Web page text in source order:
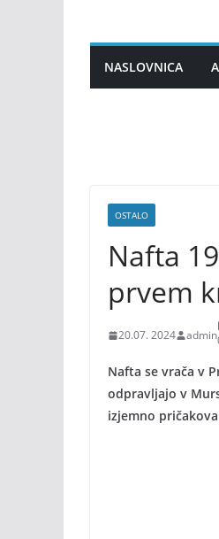
contentNASLOVNICA
OSTALO
Nafta
prvem
20.07. 2024 admin
Nafta se vrača v
odpravljajo v
izjemno